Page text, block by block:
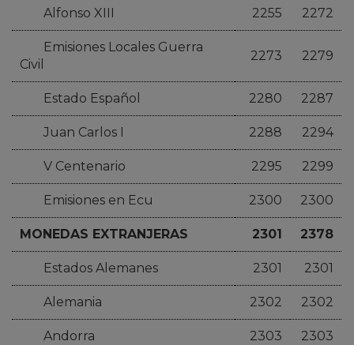
Alfonso XIII 2255 2272
Emisiones Locales Guerra
Civil
2273 2279
Estado Español 2280 2287
Juan Carlos I 2288 2294
V Centenario 2295 2299
Emisiones en Ecu 2300 2300
MONEDAS EXTRANJERAS 2301 2378
Estados Alemanes 2301 2301
Alemania 2302 2302
Andorra 2303 2303